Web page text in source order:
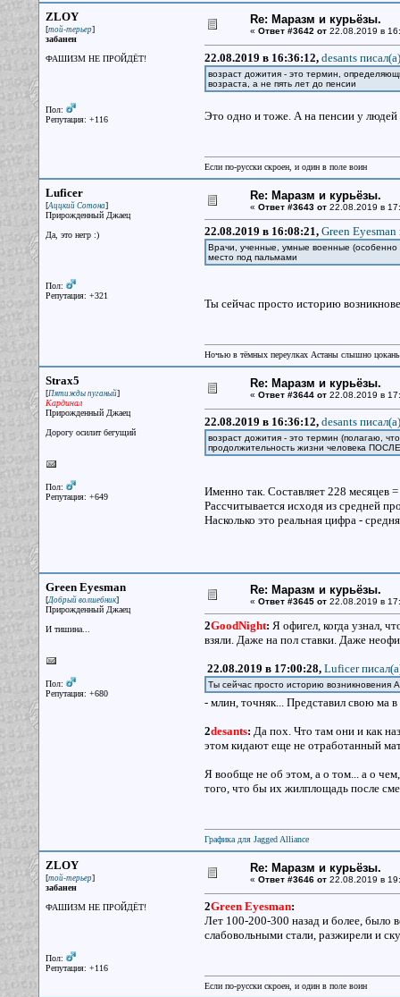
ZLOY
[той-терьер]
забанен
ФАШИЗМ НЕ ПРОЙДЁТ!
Пол:
Репутация: +116
Re: Маразм и курьёзы.
« Ответ #3642 от22.08.2019 в
22.08.2019 в 16:36:12, desants писал(a)
возраст дожития - это термин,
возраста, а не пять лет до пенсии
Это одно и тоже. А на пенсии у людей
Если по-русски скроен, и один в поле воин
Luficer
[Аццкий Сотона]
Прирожденный Джаец
Да, это негр :)
Пол:
Репутация: +321
Re: Маразм и курьёзы.
« Ответ #3643 от22.08.2019 в
22.08.2019 в 16:08:21, Green Eyesman
Врачи, ученные, умные военные
место под пальмами
Ты сейчас просто историю
Ночью в тёмных переулках Астаны слышно
Strax5
[Пятижды пуганый]
Кардинал
Прирожденный Джаец
Дорогу осилит бегущий
Пол:
Репутация: +649
Re: Маразм и курьёзы.
« Ответ #3644 от22.08.2019 в
22.08.2019 в 16:36:12, desants писал(a)
возраст дожития - это термин (полагаю,
продолжительность жизни человека
Именно так. Составляет 228 месяцев
Рассчитывается исходя из средней
Насколько это реальная цифра -
Green Eyesman
[Добрый волшебник]
Прирожденный Джаец
И тишина...
Пол:
Репутация: +680
Re: Маразм и курьёзы.
« Ответ #3645 от22.08.2019 в
2GoodNight: Я офигел, когда узнал,
взяли. Даже на пол ставки. Даже
22.08.2019 в 17:00:28, Luficer
Ты сейчас просто историю возникновения
- млин, точняк... Представил свою ма
2desants: Да пох. Что там они и как
этом кидают еще не отработанный
Я вообще не об этом, а о том... а о
того, что бы их жилплощадь после
Графика для Jagged Alliance
ZLOY
[той-терьер]
забанен
ФАШИЗМ НЕ ПРОЙДЁТ!
Пол:
Репутация: +116
Re: Маразм и курьёзы.
« Ответ #3646 от22.08.2019 в
2Green Eyesman:
Лет 100-200-300 назад и более, было
слабовольными стали, разжирели и
Если по-русски скроен, и один в поле воин